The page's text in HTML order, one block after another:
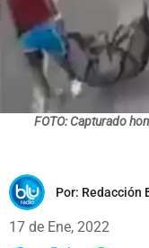
FOTO: Capturado
Por: Redacción
17 de Ene, 2022